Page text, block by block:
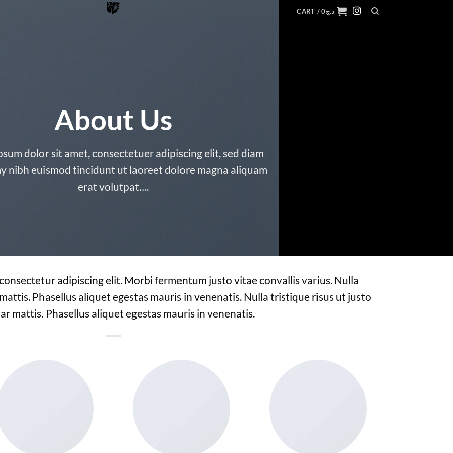
CART / د.ج0
About Us
dolor sit amet, consectetuer adipiscing elit, sed diam
nibh euismod tincidunt ut laoreet dolore magna aliquam
erat volutpat….
adipiscing elit. Morbi fermentum justo vitae convallis varius. Nulla
Phasellus aliquet egestas mauris in venenatis. Nulla tristique risus ut justo
mattis. Phasellus aliquet egestas mauris in venenatis.